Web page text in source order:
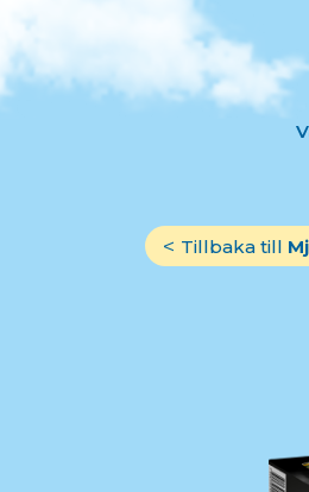
to
content
Tillbaka till